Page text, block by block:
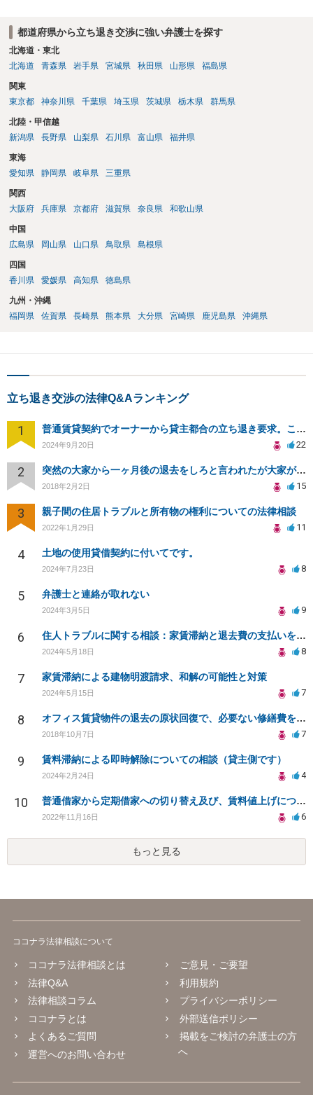
都道府県から立ち退き交渉に強い弁護士を探す
北海道・東北
北海道
青森県 岩手県 宮城県 秋田県 山形県 福島県
関東
東京都
神奈川県 千葉県 埼玉県 茨城県 栃木県 群馬県
北陸・甲信越
新潟県
長野県 山梨県 石川県 富山県 福井県
東海
愛知県
静岡県 岐阜県 三重県
関西
大阪府
兵庫県 京都府 滋賀県 奈良県 和歌山県
中国
広島県
岡山県 山口県 鳥取県 島根県
四国
香川県
愛媛県 高知県 徳島県
九州・沖縄
福岡県
佐賀県 長崎県 熊本県 大分県 宮崎県 鹿児島県 沖縄県
立ち退き交渉の法律Q&Aランキング
1 普通賃貸契約でオーナーから貸主都合の立ち退き要求。このまま住み続けるには？
2024年9月20日 22
2 突然の大家から一ヶ月後の退去をしろと言われたが大家が損害請求に応じない
2018年2月2日 15
3 親子間の住居トラブルと所有物の権利についての法律相談
2022年1月29日 11
4 土地の使用貸借契約に付いてです。
2024年7月23日 8
5 弁護士と連絡が取れない
2024年3月5日 9
6 住人トラブルに関する相談：家賃滞納と退去費の支払いを拒否され、管理鍵の横領も発生
2024年5月18日 8
7 家賃滞納による建物明渡請求、和解の可能性と対策
2024年5月15日 7
8 オフィス賃貸物件の退去の原状回復で、必要ない修繕費を請求されている
2018年10月7日 7
9 賃料滞納による即時解除についての相談（貸主側です）
2024年2月24日 4
10 普通借家から定期借家への切り替え及び、賃料値上げについて
2022年11月16日 6
もっと見る
ココナラ法律相談について
ココナラ法律相談とは
法律Q&A
法律相談コラム
ココナラとは
よくあるご質問
運営へのお問い合わせ
ご意見・ご要望
利用規約
プライバシーポリシー
外部送信ポリシー
掲載をご検討の弁護士の方
へ